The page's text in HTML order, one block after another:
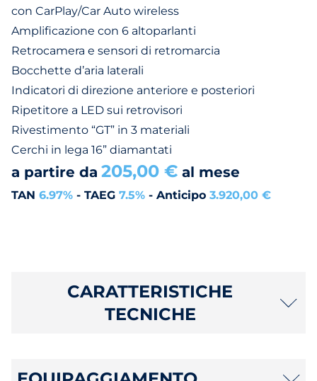
con CarPlay/Car Auto wireless
Amplificazione con 6 altoparlanti
Retrocamera e sensori di retromarcia
Bocchette d’aria laterali
Indicatori di direzione anteriore e posteriori
Ripetitore a LED sui retrovisori
Rivestimento “GT” in 3 materiali
Cerchi in lega 16” diamantati
a partire da 205,00 € al mese
TAN 6.97% - TAEG 7.5% - Anticipo 3.920,00 €
CARATTERISTICHE
TECNICHE